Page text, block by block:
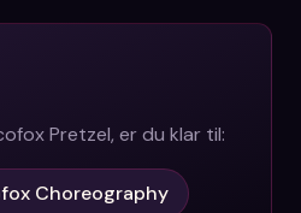
Pretzel, er du klar til:
Choreography